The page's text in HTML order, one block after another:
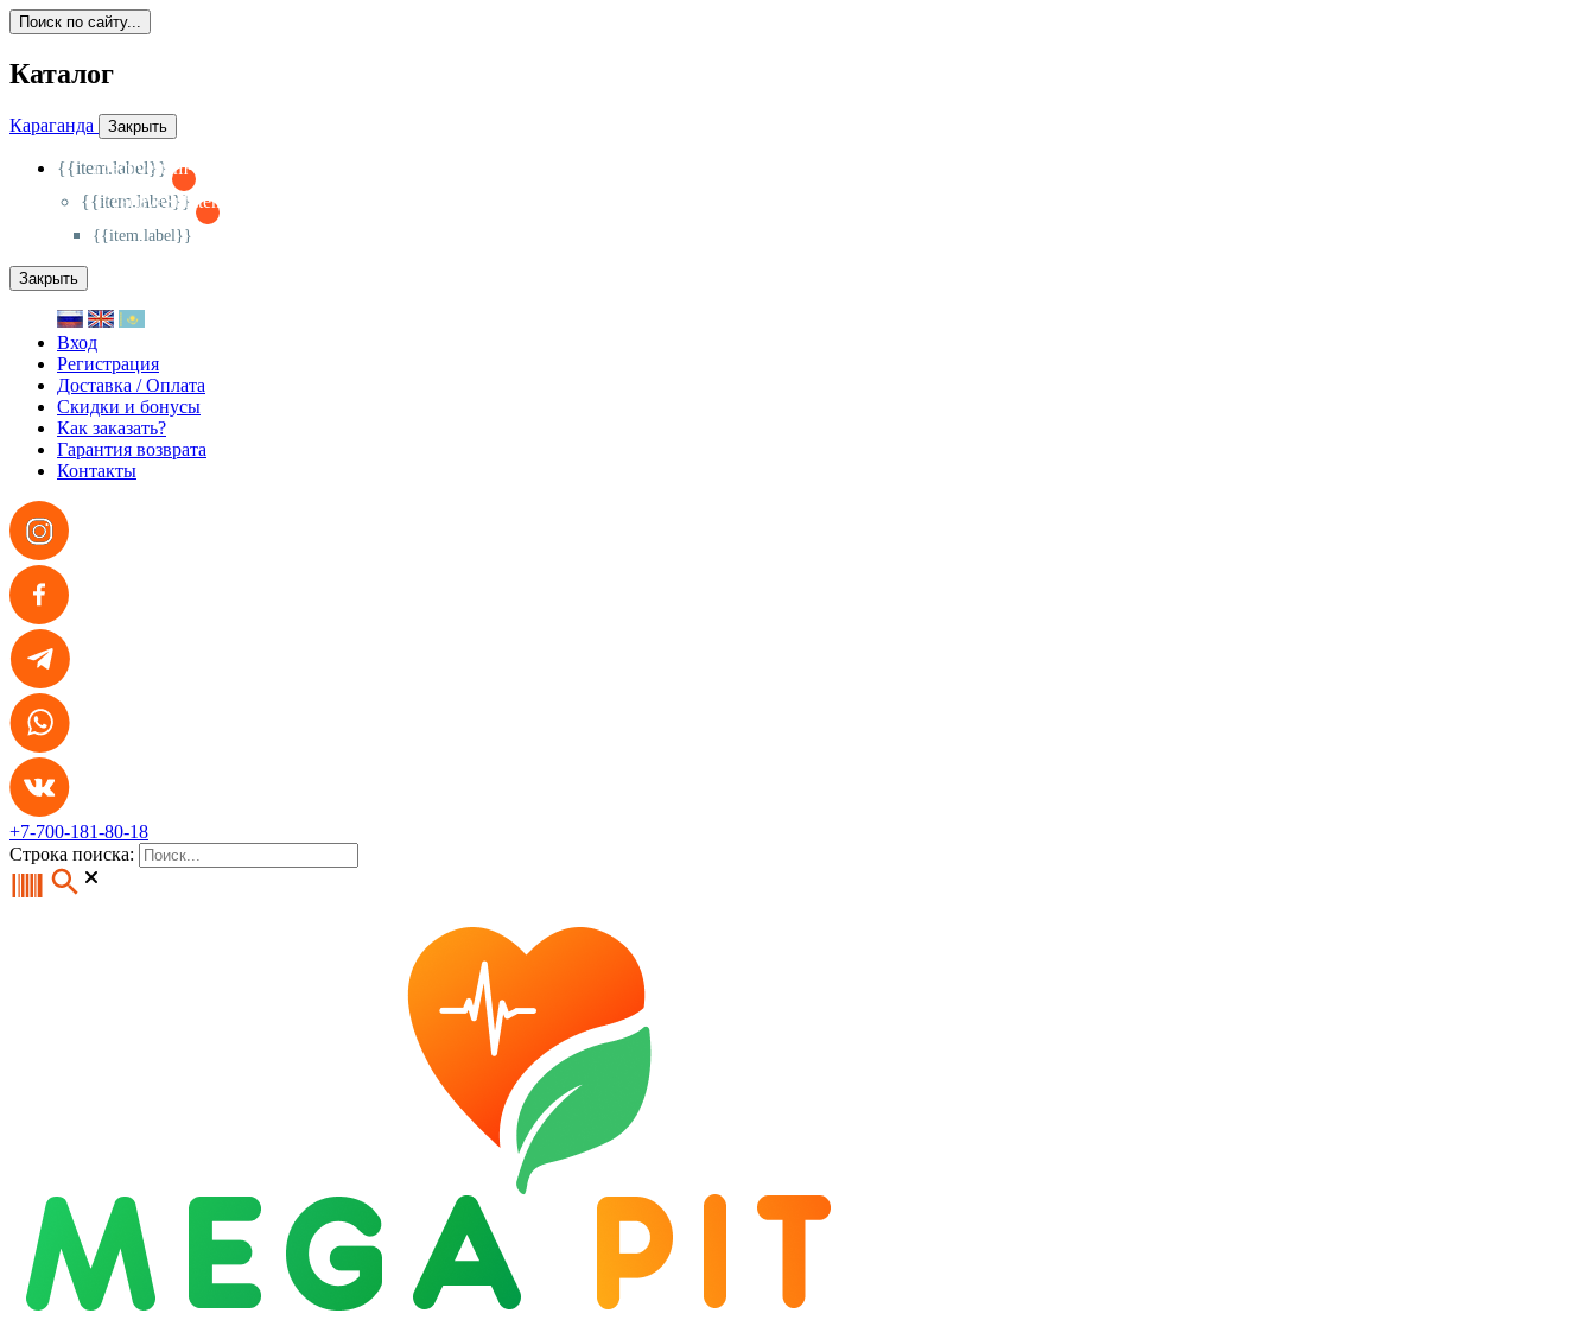
Поиск по сайту...
Каталог
Караганда Закрыть
{{item.label}}
{{activeItem==item.id?'-
{{item.label}}
{{activeSubitem==item.id?'-
{{item.label}}
Закрыть
Вход
Регистрация
Доставка / Оплата
Скидки и бонусы
Как заказать?
Гарантия возврата
Контакты
+7-700-181-80-18
Строка поиска: